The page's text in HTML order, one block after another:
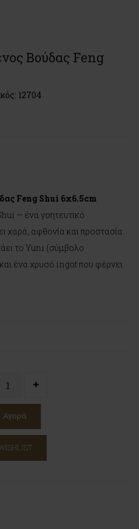
Βούδας Feng
12704
Feng Shui 6x6.5cm
— ένα γοητευτικό
χαρά, αφθονία και προστασία.
το Yuni (σύμβολο
ένα χρυσό ingot που φέρνει
Αγορά